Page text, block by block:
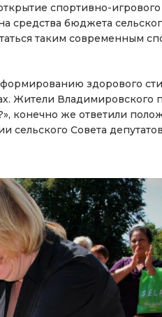
спортивно-
средства бюджета
таким современным
здорового
Жители Владимировского
конечно же ответили
сельского Совета